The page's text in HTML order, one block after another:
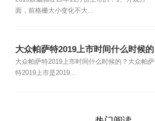
面，前格栅大小变化不大...
大众帕萨特2019上市时间什么时候的
大众帕萨特2019上市时间什么时候的？大众帕萨
特2019上市是2019...